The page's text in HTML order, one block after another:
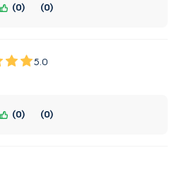
0 0
5.0
0 0